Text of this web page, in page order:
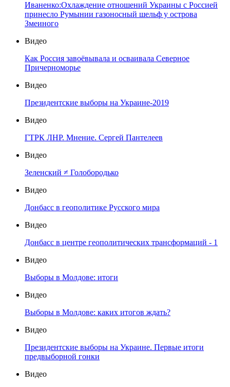
Иваненко:Охлаждение отношений Украины с Россией
принесло Румынии газоносный шельф у острова
Змеиного
Видео
Как Россия завоёвывала и осваивала Северное
Причерноморье
Видео
Президентские выборы на Украине-2019
Видео
ГТРК ЛНР. Мнение. Сергей Пантелеев
Видео
Зеленский ≠ Голобородько
Видео
Донбасс в геополитике Русского мира
Видео
Донбасс в центре геополитических трансформаций - 1
Видео
Выборы в Молдове: итоги
Видео
Выборы в Молдове: каких итогов ждать?
Видео
Президентские выборы на Украине. Первые итоги
предвыборной гонки
Видео